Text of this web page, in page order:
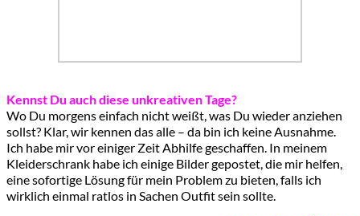
Kennst Du auch diese unkreativen Tage?
Wo Du morgens einfach nicht weißt, was Du wieder anziehen
sollst? Klar, wir kennen das alle – da bin ich keine Ausnahme.
Ich habe mir vor einiger Zeit Abhilfe geschaffen. In meinem
Kleiderschrank habe ich einige Bilder gepostet, die mir helfen,
eine sofortige Lösung für mein Problem zu bieten, falls ich
wirklich einmal ratlos in Sachen Outfit sein sollte.